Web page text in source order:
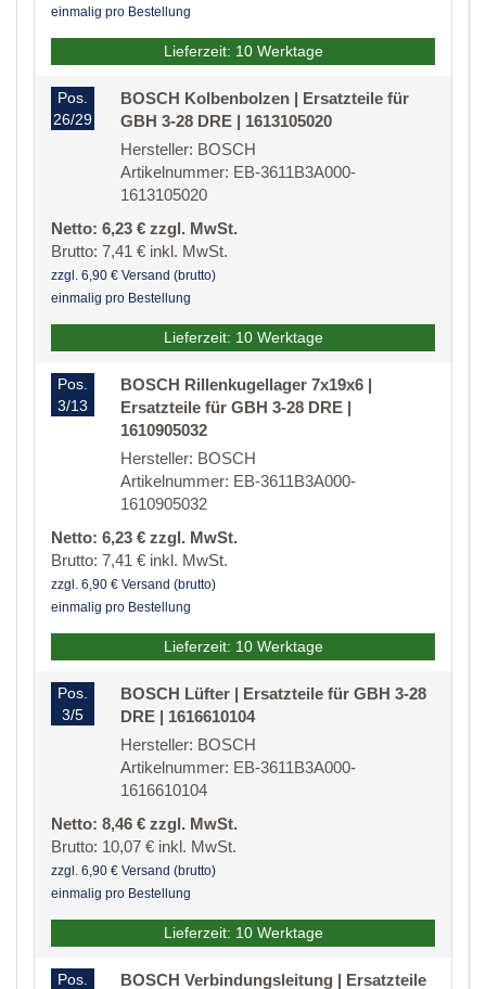
einmalig pro Bestellung
Lieferzeit: 10 Werktage
Pos.
26/29
BOSCH Kolbenbolzen | Ersatzteile für
GBH 3-28 DRE | 1613105020
Hersteller: BOSCH
Artikelnummer: EB-3611B3A000-
1613105020
Netto: 6,23 € zzgl. MwSt.
Brutto: 7,41 € inkl. MwSt.
zzgl. 6,90 € Versand (brutto)
einmalig pro Bestellung
Lieferzeit: 10 Werktage
Pos.
3/13
BOSCH Rillenkugellager 7x19x6 |
Ersatzteile für GBH 3-28 DRE |
1610905032
Hersteller: BOSCH
Artikelnummer: EB-3611B3A000-
1610905032
Netto: 6,23 € zzgl. MwSt.
Brutto: 7,41 € inkl. MwSt.
zzgl. 6,90 € Versand (brutto)
einmalig pro Bestellung
Lieferzeit: 10 Werktage
Pos.
3/5
BOSCH Lüfter | Ersatzteile für GBH 3-28
DRE | 1616610104
Hersteller: BOSCH
Artikelnummer: EB-3611B3A000-
1616610104
Netto: 8,46 € zzgl. MwSt.
Brutto: 10,07 € inkl. MwSt.
zzgl. 6,90 € Versand (brutto)
einmalig pro Bestellung
Lieferzeit: 10 Werktage
Pos. BOSCH Verbindungsleitung | Ersatzteile